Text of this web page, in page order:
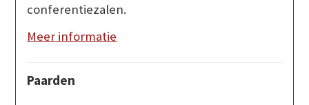
conferentiezalen.
Meer informatie
Paarden